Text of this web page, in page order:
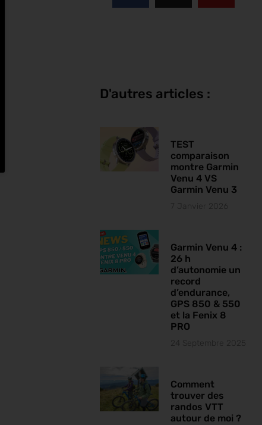
D'autres articles :
TEST
comparaison
montre Garmin
Venu 4 VS
Garmin Venu 3
7 Janvier 2026
Garmin Venu 4 :
26 h
d’autonomie un
record
d’endurance,
GPS 850 & 550
et la Fenix 8
PRO
24 Septembre 2025
Comment
trouver des
randos VTT
autour de moi ?